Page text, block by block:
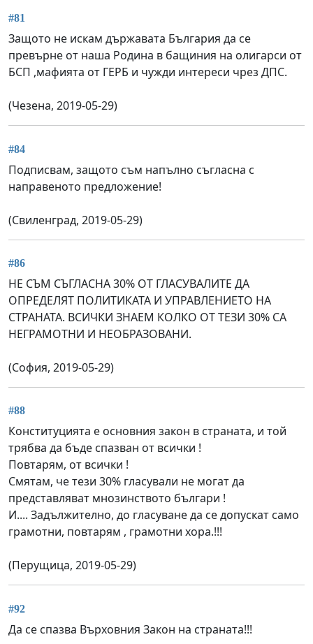
#81
Защото не искам държавата България да се
превърне от наша Родина в бащиния на олигарси от
БСП ,мафията от ГЕРБ и чужди интереси чрез ДПС.
(Чезена, 2019-05-29)
#84
Подписвам, защото съм напълно съгласна с
направеното предложение!
(Свиленград, 2019-05-29)
#86
НЕ СЪМ СЪГЛАСНА 30% ОТ ГЛАСУВАЛИТЕ ДА
ОПРЕДЕЛЯТ ПОЛИТИКАТА И УПРАВЛЕНИЕТО НА
СТРАНАТА. ВСИЧКИ ЗНАЕМ КОЛКО ОТ ТЕЗИ 30% СА
НЕГРАМОТНИ И НЕОБРАЗОВАНИ.
(София, 2019-05-29)
#88
Конституцията е основния закон в страната, и той
трябва да бъде спазван от всички !
Повтарям, от всички !
Смятам, че тези 30% гласували не могат да
представляват мнозинството българи !
И.... Задължително, до гласуване да се допускат само
грамотни, повтарям , грамотни хора.!!!
(Перущица, 2019-05-29)
#92
Да се спазва Върховния Закон на страната!!!